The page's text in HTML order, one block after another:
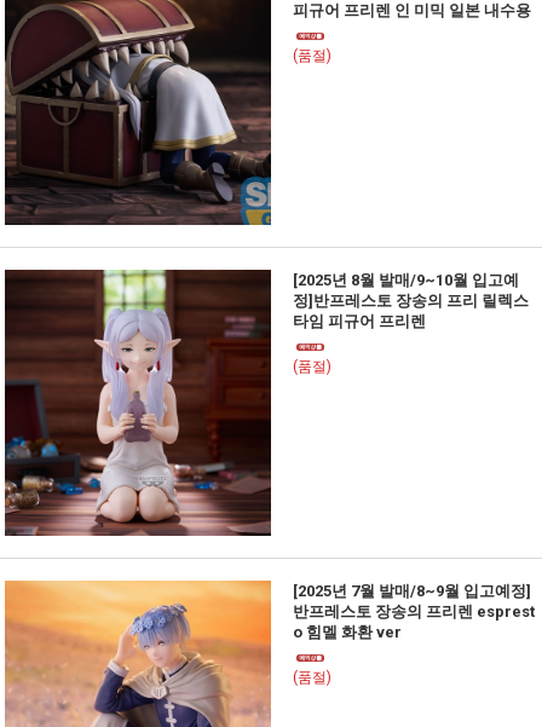
피규어 프리렌 인 미믹 일본 내수용
(품절)
[2025년 8월 발매/9~10월 입고예
정]반프레스토 장송의 프리 릴렉스
타임 피규어 프리렌
(품절)
[2025년 7월 발매/8~9월 입고예정]
반프레스토 장송의 프리렌 esprest
o 힘멜 화환 ver
(품절)